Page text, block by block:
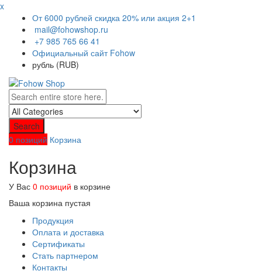
x
От 6000 рублей скидка 20% или акция 2+1
mail@fohowshop.ru
+7 985 765 66 41
Официальный сайт Fohow
рубль (RUB)
Search
0 позиций Корзина
Корзина
У Вас 0 позиций в корзине
Ваша корзина пустая
Продукция
Оплата и доставка
Сертификаты
Стать партнером
Контакты